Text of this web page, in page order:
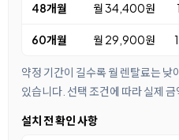
48개월 월 34,400원
60개월 월 29,900원
약정 기간이 길수록 월 렌탈료는 낮
있습니다. 선택 조건에 따라 실제
설치 전 확인 사항